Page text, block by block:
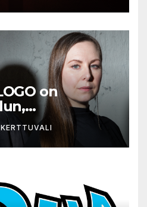
on
ja
trialogi
KERTTUVALI